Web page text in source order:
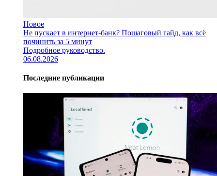
Новое
Не пускает в интернет-банк? Пошаговый гайд, как всё
починить за 5 минут
Подробное руководство.
06.08.2026
Последние публикации